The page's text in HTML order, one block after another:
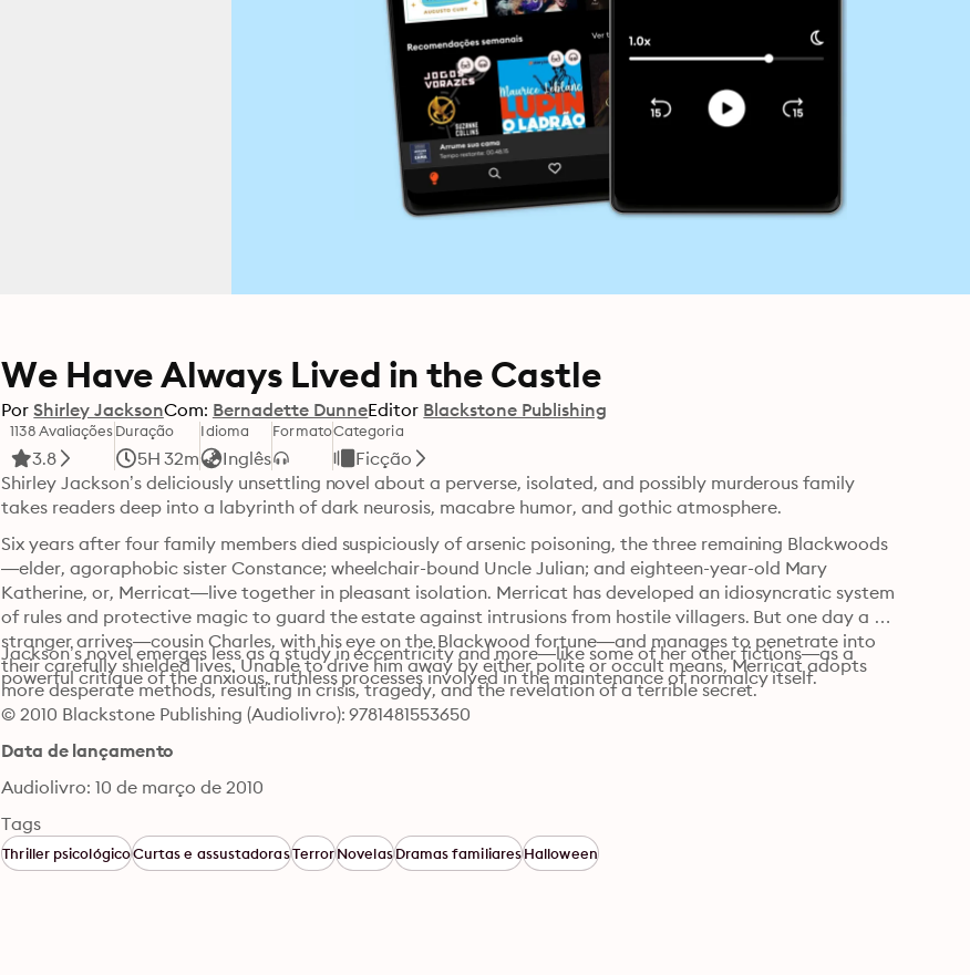
We Have Always Lived in the Castle
Por Shirley JacksonCom: Bernadette DunneEditor Blackstone Publishing
1138 Avaliações
3.8
Duração
5H 32m
Idioma
Inglês
FormatoCategoria
Ficção
Shirley Jackson’s deliciously unsettling novel about a perverse, isolated, and possibly murderous family
takes readers deep into a labyrinth of dark neurosis, macabre humor, and gothic atmosphere.
Six years after four family members died suspiciously of arsenic poisoning, the three remaining Blackwoods
—elder, agoraphobic sister Constance; wheelchair-bound Uncle Julian; and eighteen-year-old Mary
Katherine, or, Merricat—live together in pleasant isolation. Merricat has developed an idiosyncratic system
of rules and protective magic to guard the estate against intrusions from hostile villagers. But one day a
stranger arrives—cousin Charles, with his eye on the Blackwood fortune—and manages to penetrate into
their carefully shielded lives. Unable to drive him away by either polite or occult means, Merricat adopts
more desperate methods, resulting in crisis, tragedy, and the revelation of a terrible secret.
Jackson’s novel emerges less as a study in eccentricity and more—like some of her other fictions—as a
powerful critique of the anxious, ruthless processes involved in the maintenance of normalcy itself.
© 2010 Blackstone Publishing (Audiolivro): 9781481553650
Data de lançamento
Audiolivro: 10 de março de 2010
Tags
Thriller psicológicoCurtas e assustadorasTerrorNovelasDramas familiaresHalloween